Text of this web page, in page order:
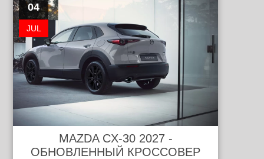
04
JUL
MAZDA CX-30 2027 -
ОБНОВЛЕННЫЙ КРОССОВЕР